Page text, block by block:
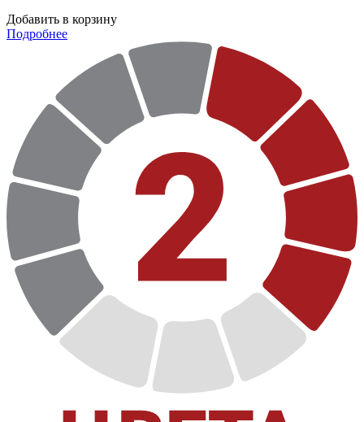
Добавить в корзину
Подробнее